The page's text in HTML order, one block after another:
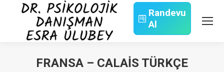
Randevu
Al
FRANSA – CALAIS TÜRKÇE